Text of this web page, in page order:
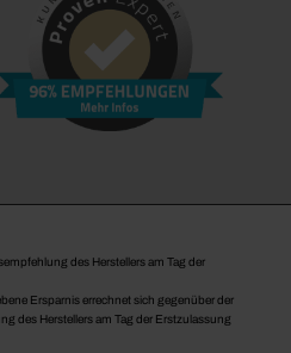
des Herstellers am Tag der
Ersparnis errechnet sich gegenüber der
des Herstellers am Tag der Erstzulassung